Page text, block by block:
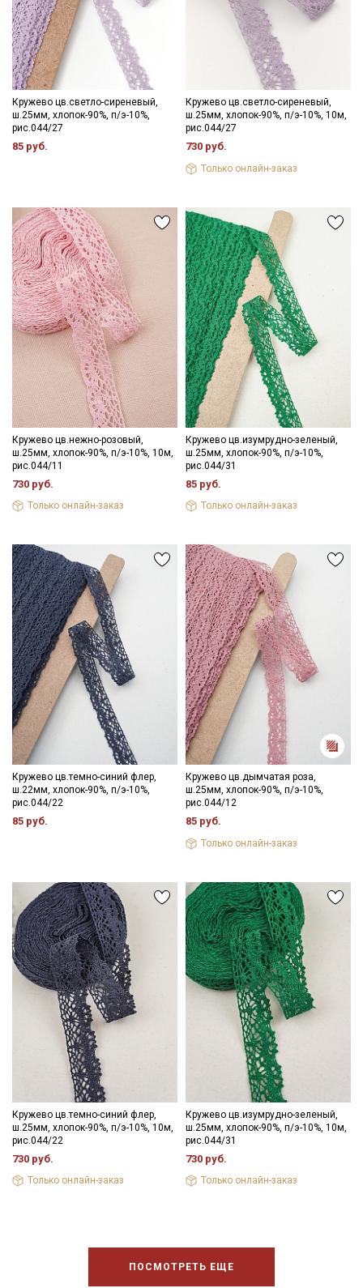
Кружево цв.светло-сиреневый,
ш.25мм, хлопок-90%, п/э-10%,
рис.044/27
85 руб.
Кружево цв.светло-сиреневый,
ш.25мм, хлопок-90%, п/э-10%, 10м,
рис.044/27
730 руб.
Только онлайн-заказ
Кружево цв.нежно-розовый,
ш.25мм, хлопок-90%, п/э-10%, 10м,
рис.044/11
730 руб.
Только онлайн-заказ
Кружево цв.изумрудно-зеленый,
ш.25мм, хлопок-90%, п/э-10%,
рис.044/31
85 руб.
Только онлайн-заказ
Кружево цв.темно-синий флер,
ш.22мм, хлопок-90%, п/э-10%,
рис.044/22
85 руб.
Кружево цв.дымчатая роза,
ш.25мм, хлопок-90%, п/э-10%,
рис.044/12
85 руб.
Только онлайн-заказ
Кружево цв.темно-синий флер,
ш.25мм, хлопок-90%, п/э-10%, 10м,
рис.044/22
730 руб.
Только онлайн-заказ
Кружево цв.изумрудно-зеленый,
ш.25мм, хлопок-90%, п/э-10%, 10м,
рис.044/31
730 руб.
Только онлайн-заказ
ПОСМОТРЕТЬ ЕЩЕ
Секретная рассылка от Купава
Мы публикуем здесь дополнительные
промокоды и скидки до 30% на узкие
категории тканей
Подписаться
Ознакомлен(а) сПолитикой обработки персональных
данныхи даюСогласие на обработку персональных
данных
ДаюСогласие на получение рекламных и
информационных рассылок